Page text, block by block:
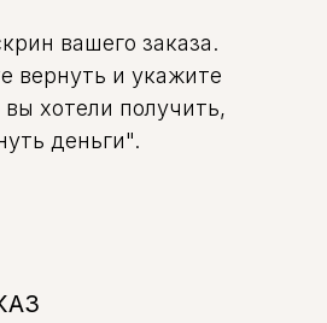
вашего заказа.
вернуть и укажите
хотели получить,
деньги".